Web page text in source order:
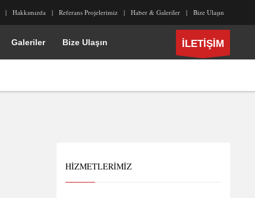
Hakkımızda Referans Projelerimiz Haber & Galeriler Bize Ulaşın
Galeriler Bize Ulaşın İLETİŞİM
HIZMETLERIMIZ